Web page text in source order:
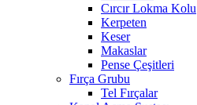
Cırcır Lokma Kolu
Kerpeten
Keser
Makaslar
Pense Çeşitleri
Fırça Grubu
Tel Fırçalar